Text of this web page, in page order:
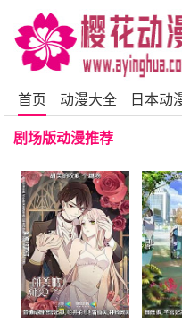
首页 动漫大全 日本动
剧场版动漫推荐